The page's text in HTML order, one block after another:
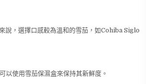
說，選擇口感較為溫和的雪茄，如Cohiba Siglo
以使用雪茄保濕盒來保持其新鮮度。